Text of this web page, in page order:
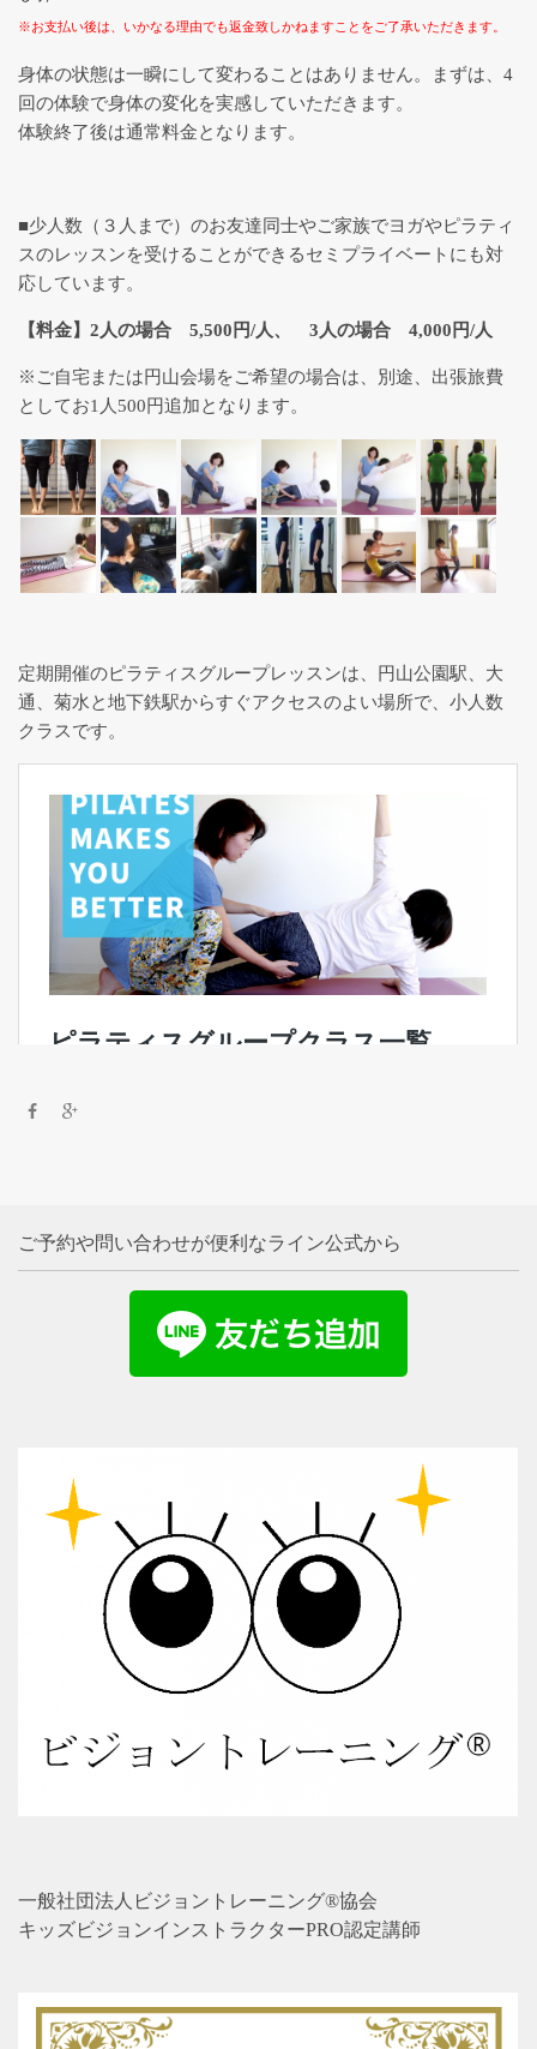
※お支払い後は、いかなる理由でも返金致しかねますことをご了承いただきます。
身体の状態は一瞬にして変わることはありません。まずは、4
回の体験で身体の変化を実感していただきます。
体験終了後は通常料金となります。
■少人数（３人まで）のお友達同士やご家族でヨガやピラティ
スのレッスンを受けることができるセミプライベートにも対
応しています。
【料金】2人の場合 5,500円/人、 3人の場合 4,000円/人
※ご自宅または円山会場をご希望の場合は、別途、出張旅費
としてお1人500円追加となります。
定期開催のピラティスグループレッスンは、円山公園駅、大
通、菊水と地下鉄駅からすぐアクセスのよい場所で、小人数
クラスです。
ご予約や問い合わせが便利なライン公式から
一般社団法人ビジョントレーニング®協会
キッズビジョンインストラクターPRO認定講師